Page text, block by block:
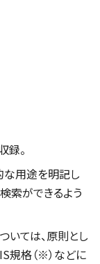
録。
用途を明記し
索ができるよう
いては、原則とし
規格（※）などに